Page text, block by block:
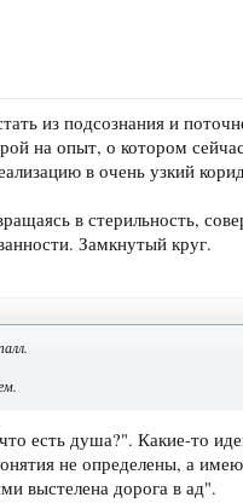
из подсознания и
на опыт, о котором
в очень узкий
в стерильность,
Замкнутый круг.
есть душа?". Какие-то
не определены, а
выстелена дорога в ад".